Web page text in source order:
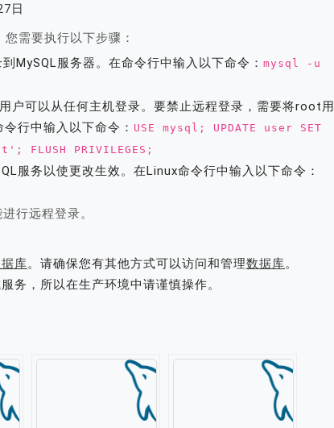
日
需要执行以下步骤：
MySQL服务器。在命令行中输入以下命令： mysql -u
户可以从任何主机登录。要禁止远程登录，需要将root用
令行中输入以下命令： USE mysql; UPDATE user SET
FLUSH PRIVILEGES;
服务以使更改生效。在Linux命令行中输入以下命令：
行远程登录。
库。请确保您有其他方式可以访问和管理数据库。
务，所以在生产环境中请谨慎操作。